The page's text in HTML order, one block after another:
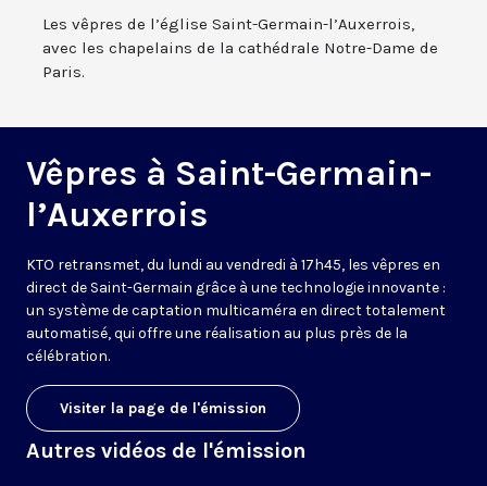
Les vêpres de l’église Saint-Germain-l’Auxerrois,
avec les chapelains de la cathédrale Notre-Dame de
Paris.
Vêpres à Saint-Germain-
l’Auxerrois
KTO retransmet, du lundi au vendredi à 17h45, les vêpres en
direct de Saint-Germain grâce à une technologie innovante :
un système de captation multicaméra en direct totalement
automatisé, qui offre une réalisation au plus près de la
célébration.
Visiter la page de l'émission
Autres vidéos de l'émission